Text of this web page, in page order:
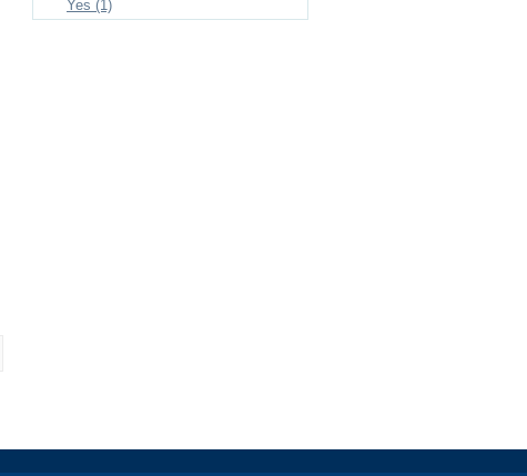
Yes (1)